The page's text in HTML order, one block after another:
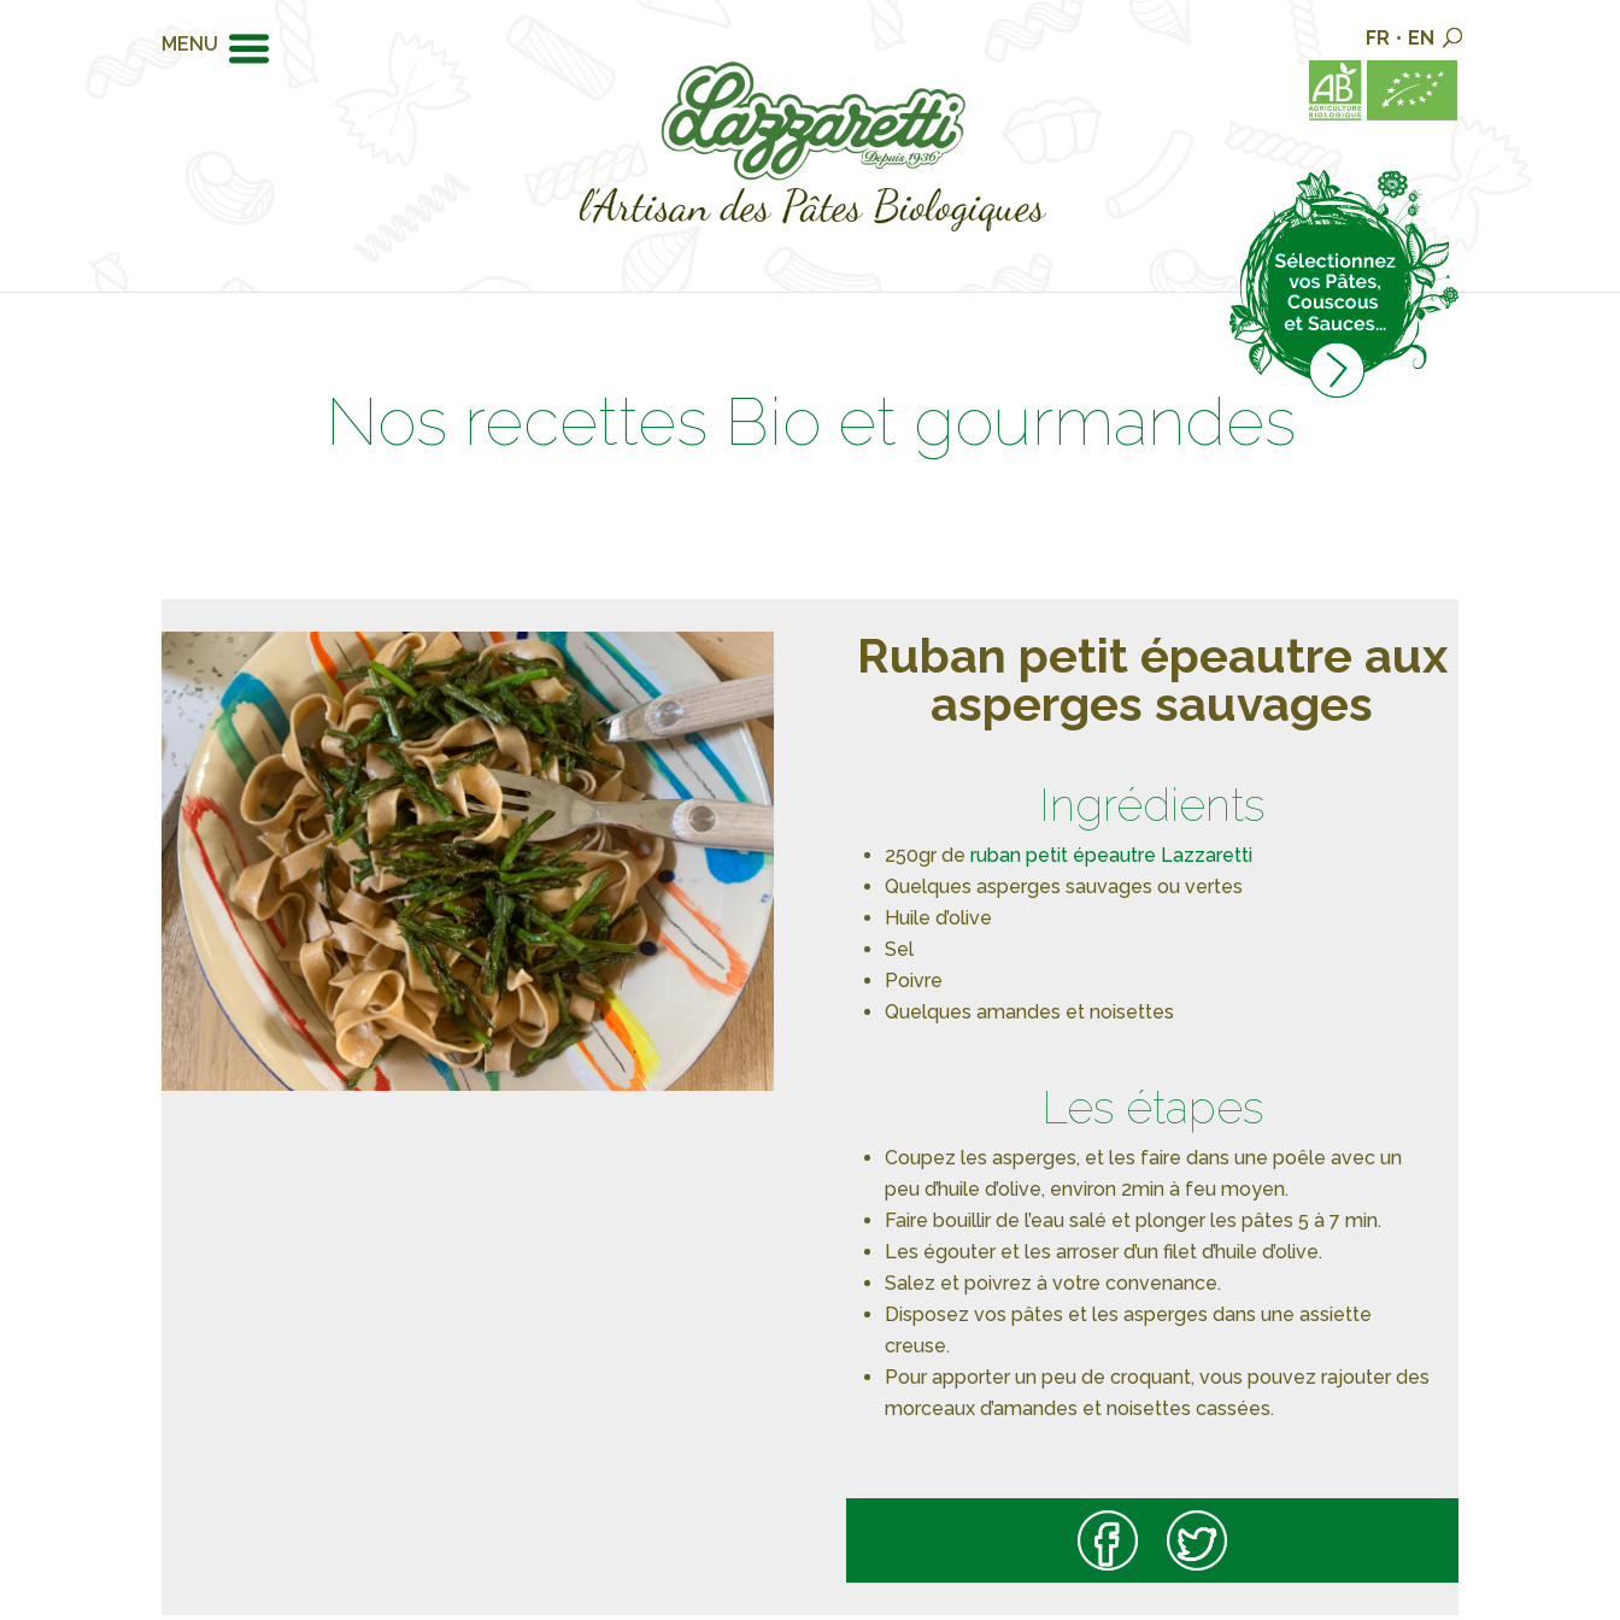
MENU FR • EN
Nos recettes Bio et gourmandes
Ruban petit épeautre aux
asperges sauvages
Ingrédients
250gr de ruban petit épeautre Lazzaretti
Quelques asperges sauvages ou vertes
Huile d’olive
Sel
Poivre
Quelques amandes et noisettes
Les étapes
Coupez les asperges, et les faire dans une poêle avec un
peu d’huile d’olive, environ 2min à feu moyen.
Faire bouillir de l’eau salé et plonger les pâtes 5 à 7 min.
Les égouter et les arroser d’un filet d’huile d’olive.
Salez et poivrez à votre convenance.
Disposez vos pâtes et les asperges dans une assiette
creuse.
Pour apporter un peu de croquant, vous pouvez rajouter des
morceaux d’amandes et noisettes cassées.